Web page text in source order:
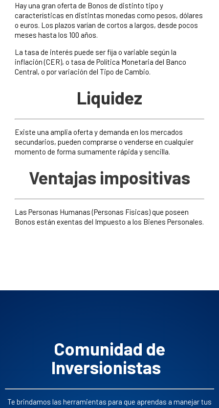
Hay una gran oferta de Bonos de distinto tipo y
características en distintas monedas como pesos, dólares
o euros. Los plazos varían de cortos a largos, desde pocos
meses hasta los 100 años.
La tasa de interés puede ser fija o variable según la
inflación (CER), o tasa de Política Monetaria del Banco
Central, o por variación del Tipo de Cambio.
Liquidez
Existe una amplia oferta y demanda en los mercados
secundarios, pueden comprarse o venderse en cualquier
momento de forma sumamente rápida y sencilla.
Ventajas impositivas
Las Personas Humanas (Personas Físicas) que poseen
Bonos están exentas del Impuesto a los Bienes Personales.
Comunidad de
Inversionistas
Te brindamos las herramientas para que aprendas a manejar tus